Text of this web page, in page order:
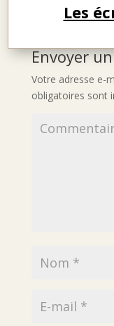
Les
Envoyer
Votre adresse e-
obligatoires sont